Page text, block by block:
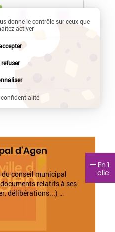
Profil Menu
En 1
clic
d'Agen
conseil municipal
relatifs à ses
délibérations...) …
donne le contrôle sur ceux que
activer